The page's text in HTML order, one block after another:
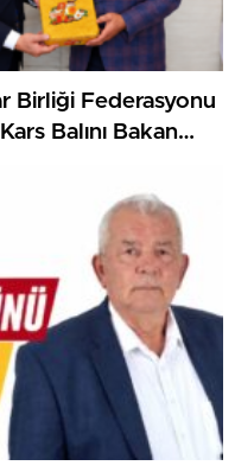
Birliği Federasyonu
Balını Bakan